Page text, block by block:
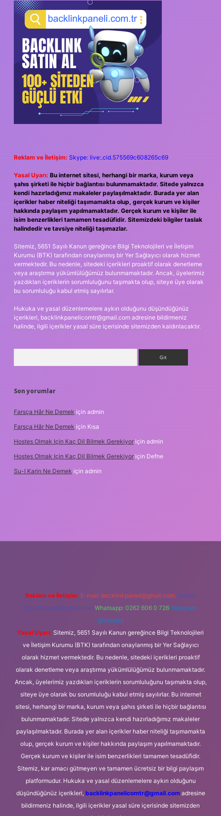
Reklam ve İletişim: Skype: live:.cid.575569c608265c69
Yasal Uyarı: Bu internet sitesi, herhangi bir marka, kurum veya
şahıs şirketi ile hiçbir bağlantısı bulunmamaktadır. Sitede yalnızca
kendi hazırladığımız makaleler paylaşılmaktadır. Burada yer alan
içerikler haber niteliği taşımamakta olup, gerçek kurum ve kişiler
hakkında paylaşım yapılmamaktadır. Gerçek kurum ve kişiler ile
isim benzerlikleri tamamen tesadüfidir. Sitemizdeki bilgiler taslak
halindedir ve tavsiye niteliği taşımazlar.
Sitemiz, 5651 Sayılı Kanun gereğince Bilgi Teknolojileri ve İletişim
Kurumu (BTK) tarafından onaylanmış bir Yer Sağlayıcı olarak hizmet
vermektedir. Bu nedenle, sitedeki içerikleri proaktif olarak denetleme
veya araştırma yükümlülüğümüz bulunmamaktadır. Ancak, üyelerimiz
yazdıkları içeriklerin sorumluluğunu taşımakta olup, siteye üye olarak
bu sorumluluğu kabul etmiş sayılırlar.
Hukuka ve yasal düzenlemelere aykırı olduğunu düşündüğünüz
içerikleri, backlinkpanelicomtr@gmail.com adresine bildirmeniz
halinde, ilgili içerikler yasal süre içerisinde sitemizden kaldırılacaktır.
Son yorumlar
Farsça Hâr Ne Demek için admin
Farsça Hâr Ne Demek için Kısa
Hostes Olmak Için Kaç Dil Bilmek Gerekiyor için admin
Hostes Olmak Için Kaç Dil Bilmek Gerekiyor için Defne
Su-I Karin Ne Demek için admin
Reklam ve İletişim: E-mail: backlinkpaneli@gmail.com Teams:
forumhizmeti@gmail.com Whatsapp: 0262 606 0 726 Telegram:
@karabul
Yasal Uyarı: Sitemiz, 5651 Sayılı Kanun gereğince Bilgi Teknolojileri
ve İletişim Kurumu (BTK) tarafından onaylanmış bir Yer Sağlayıcı
olarak hizmet vermektedir. Bu nedenle, sitedeki içerikleri proaktif
olarak denetleme veya araştırma yükümlülüğümüz bulunmamaktadır.
Ancak, üyelerimiz yazdıkları içeriklerin sorumluluğunu taşımakta olup,
siteye üye olarak bu sorumluluğu kabul etmiş sayılırlar. Bu internet
sitesi, herhangi bir marka, kurum veya şahıs şirketi ile hiçbir bağlantısı
bulunmamaktadır. Sitede yalnızca kendi hazırladığımız makaleler
paylaşılmaktadır. Burada yer alan içerikler haber niteliği taşımamakta
olup, gerçek kurum ve kişiler hakkında paylaşım yapılmamaktadır.
Gerçek kurum ve kişiler ile isim benzerlikleri tamamen tesadüfidir.
Sitemiz, kar amacı gütmeyen ve tamamen ücretsiz bir bilgi paylaşım
platformudur. Hukuka ve yasal düzenlemelere aykırı olduğunu
düşündüğünüz içerikleri, backlinkpanelicomtr@gmail.comadresine
bildirmeniz halinde, ilgili içerikler yasal süre içerisinde sitemizden